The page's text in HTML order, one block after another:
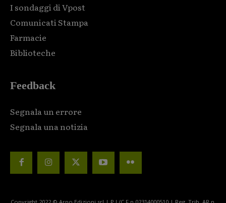
I sondaggi di Vpost
Comunicati Stampa
Farmacie
Biblioteche
Feedback
Segnala un errore
Segnala una notizia